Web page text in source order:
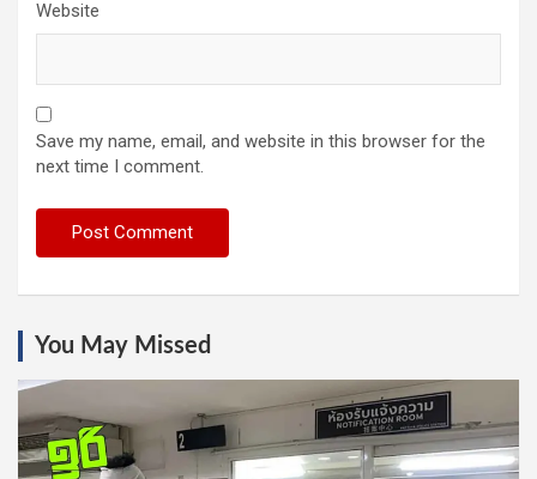
Website
Save my name, email, and website in this browser for the
next time I comment.
You May Missed